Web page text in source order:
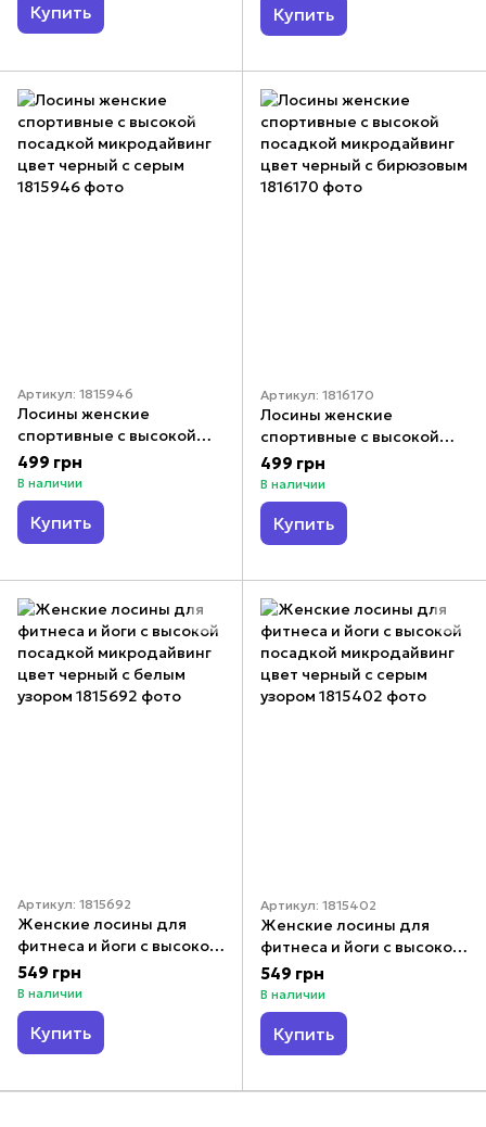
Купить Купить
Артикул: 1815946
Лосины женские
спортивные с высокой
посадкой микродайвинг
цвет черный с серым
499 грн
В наличии
Купить
Артикул: 1816170
Лосины женские
спортивные с высокой
посадкой микродайвинг
цвет черный с бирюзовым
499 грн
В наличии
Купить
Артикул: 1815692
Женские лосины для
фитнеса и йоги с высокой
посадкой микродайвинг
цвет черный с белым
узором
549 грн
В наличии
Купить
Артикул: 1815402
Женские лосины для
фитнеса и йоги с высокой
посадкой микродайвинг
цвет черный с серым
узором
549 грн
В наличии
Купить